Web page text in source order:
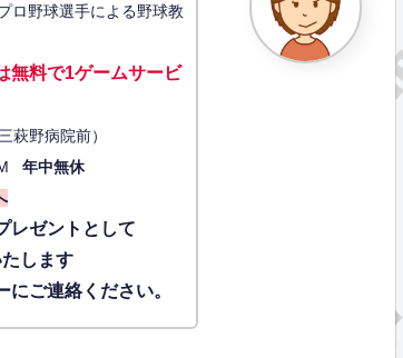
ロ野球選手による野球教
無料で1ゲームサービ
野病院前）
年中無休
レゼントとして
します
ご連絡ください。